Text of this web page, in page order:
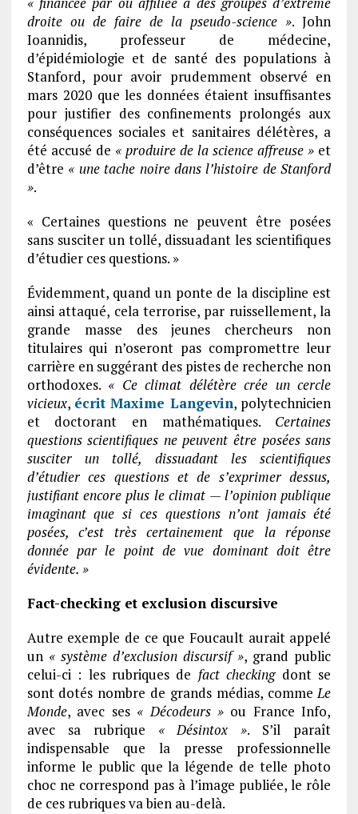
droite ou de faire de la pseudo-science ». John
Ioannidis, professeur de médecine,
d’épidémiologie et de santé des populations à
Stanford, pour avoir prudemment observé en
mars 2020 que les données étaient insuffisantes
pour justifier des confinements prolongés aux
conséquences sociales et sanitaires délétères, a
été accusé de « produire de la science affreuse » et
d’être « une tache noire dans l’histoire de Stanford
».
« Certaines questions ne peuvent être posées
sans susciter un tollé, dissuadant les scientifiques
d’étudier ces questions. »
Évidemment, quand un ponte de la discipline est
ainsi attaqué, cela terrorise, par ruissellement, la
grande masse des jeunes chercheurs non
titulaires qui n’oseront pas compromettre leur
carrière en suggérant des pistes de recherche non
orthodoxes. « Ce climat délétère crée un cercle
vicieux, écrit Maxime Langevin, polytechnicien
et doctorant en mathématiques. Certaines
questions scientifiques ne peuvent être posées sans
susciter un tollé, dissuadant les scientifiques
d’étudier ces questions et de s’exprimer dessus,
justifiant encore plus le climat — l’opinion publique
imaginant que si ces questions n’ont jamais été
posées, c’est très certainement que la réponse
donnée par le point de vue dominant doit être
évidente. »
Fact-checking et exclusion discursive
Autre exemple de ce que Foucault aurait appelé
un « système d’exclusion discursif », grand public
celui-ci : les rubriques de fact checking dont se
sont dotés nombre de grands médias, commeLe
Monde, avec ses « Décodeurs » ou France Info,
avec sa rubrique « Désintox ». S’il paraît
indispensable que la presse professionnelle
informe le public que la légende de telle photo
choc ne correspond pas à l’image publiée, le rôle
de ces rubriques va bien au-delà.